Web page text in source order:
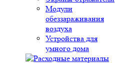
Модули
обеззараживания
воздуха
Устройства для
умного дома